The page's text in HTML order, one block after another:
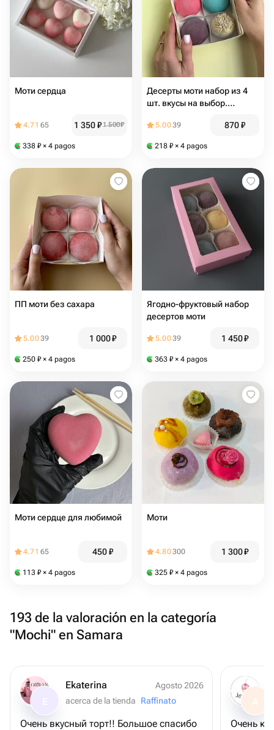
Моти сердца
4.71 65 1 350₽1 500₽
338 ₽ × 4 pagos
Десерты моти набор из 4
шт. вкусы на выбор.
5.0039 870₽
218 ₽ × 4 pagos
ПП моти без сахара
5.0039 1 000₽
250 ₽ × 4 pagos
Ягодно-фруктовый набор
десертов моти
5.0039 1 450₽
363 ₽ × 4 pagos
Моти сердце для любимой
4.71 65 450₽
113 ₽ × 4 pagos
Моти
4.80300 1 300₽
325 ₽ × 4 pagos
193 de la valoración en la categoría
"Mochi" en Samara
Ekaterina
Agosto 2026
acerca de la tienda
Raffinato
Очень вкусный торт!! Большое спасибо
A
Очень